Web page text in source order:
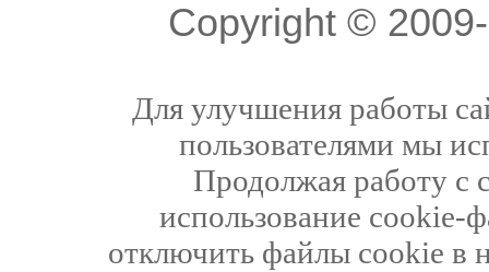
Copyright ©
Для улучшения работы
пользователями мы
Продолжая работу с
использование cookie-
отключить файлы cookie в